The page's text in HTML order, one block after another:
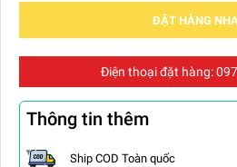
ĐẶT HÀNG
Điện thoại đặt hàng:
Thông tin thêm
Ship COD Toàn quốc